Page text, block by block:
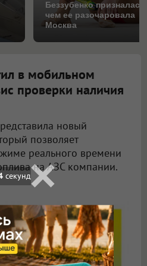
Беззубенко
чем ее разочаровала
Москва
в мобильном
проверки наличия
новый
позволяет
реального времени
на АЗС компании.
секунд